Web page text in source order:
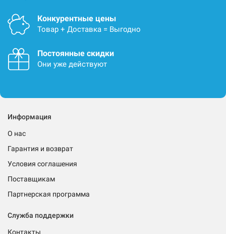
Конкурентные цены
Товар + Доставка = Выгодно
Постоянные скидки
Они уже действуют
Информация
О нас
Гарантия и возврат
Условия соглашения
Поставщикам
Партнерская программа
Служба поддержки
Контакты